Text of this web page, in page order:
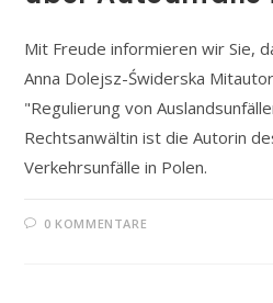
Mit Freude informieren wir Sie,
Anna Dolejsz-Świderska
"Regulierung von
Rechtsanwältin ist die Autorin
Verkehrsunfälle in Polen.
0 KOMMENTARE